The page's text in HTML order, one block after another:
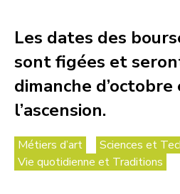
Les dates des
sont figées et
dimanche
l’ascension.
Métiers d’art
Sciences et
Vie quotidienne et Traditions